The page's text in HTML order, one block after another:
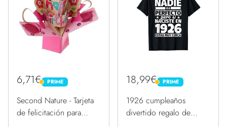
6,71€ PRIME
PRIME
Second Nature - Tarjeta
de felicitación para
18,99€ PRIME
PRIME
1926 cumpleaños
divertido regalo de